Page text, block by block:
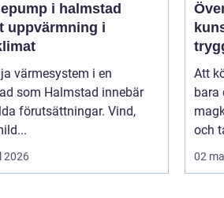
i halmstad
uppvärmning i
värmesystem i en
som Halmstad innebär
förutsättningar. Vind,
2026
Att
bara
och
02